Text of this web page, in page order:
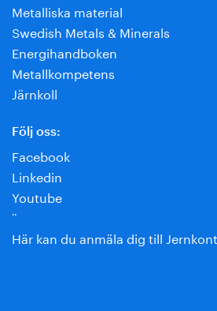
Metalliska material
Swedish Metals & Minerals
Energihandboken
Metallkompetens
Järnkoll
Följ oss:
Facebook
Linkedin
Youtube
¨
Här kan du anmäla dig till